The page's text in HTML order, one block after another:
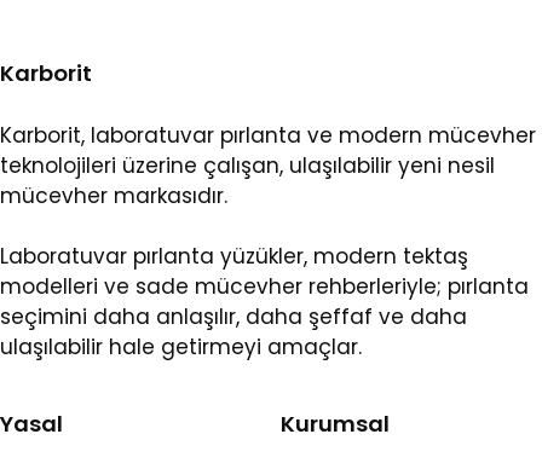
Karborit
Karborit, laboratuvar pırlanta ve modern mücevher
teknolojileri üzerine çalışan, ulaşılabilir yeni nesil
mücevher markasıdır.
Laboratuvar pırlanta yüzükler, modern tektaş
modelleri ve sade mücevher rehberleriyle; pırlanta
seçimini daha anlaşılır, daha şeffaf ve daha
ulaşılabilir hale getirmeyi amaçlar.
Yasal Kurumsal